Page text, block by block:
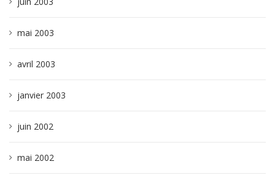
mai 2003
avril 2003
janvier 2003
juin 2002
mai 2002